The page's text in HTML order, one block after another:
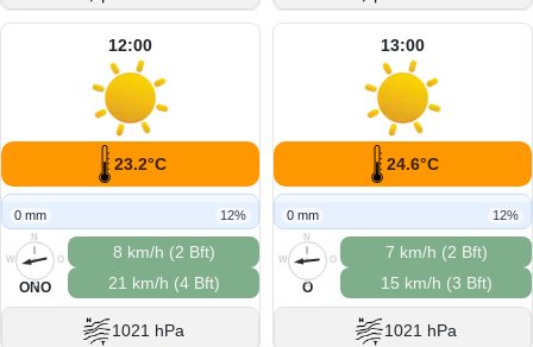
12:00
23.2°C
0 mm 12%
N
O
S
W
ONO
8 km/h (2 Bft)
21 km/h (4 Bft)
1021 hPa
13:00
24.6°C
0 mm 12%
N
O
S
W
O
7 km/h (2 Bft)
15 km/h (3 Bft)
1021 hPa